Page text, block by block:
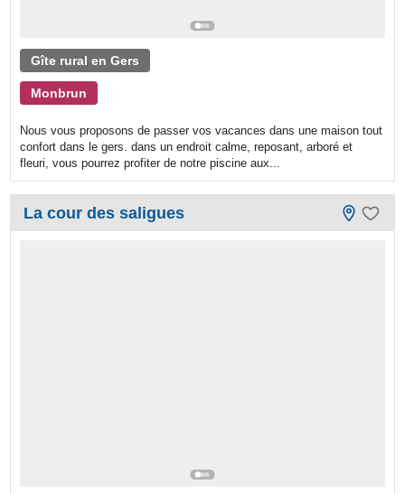
Gîte rural en Gers
Monbrun
Nous vous proposons de passer vos vacances dans une maison tout
confort dans le gers. dans un endroit calme, reposant, arboré et
fleuri, vous pourrez profiter de notre piscine aux...
La cour des saligues